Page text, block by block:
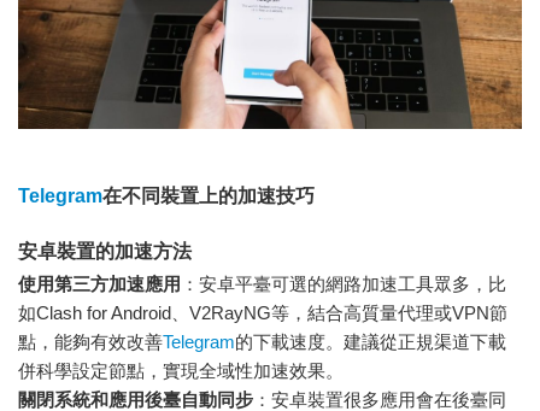
Telegram在不同裝置上的加速技巧
安卓裝置的加速方法
使用第三方加速應用 ：安卓平臺可選的網路加速工具眾多，比
如Clash for Android、V2RayNG等，結合高質量代理或VPN節
點，能夠有效改善Telegram的下載速度。建議從正規渠道下載
併科學設定節點，實現全域性加速效果。
關閉系統和應用後臺自動同步 ：安卓裝置很多應用會在後臺同